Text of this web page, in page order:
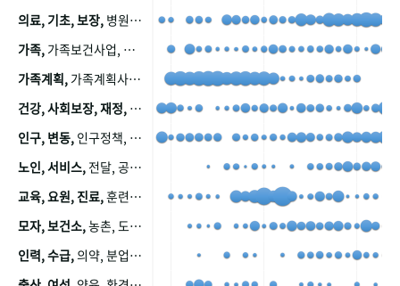
의료, 기초, 보장, 병원, 가정, 연금, 연계, 공적, 일본, 생활, 국민기초생활보장제도, 국민연금, 기금, 저소득층, 근로, 자활, 급여, 환자, 의료비, 모니터링, 한국복지패널, 소득, 지표, 빈곤, 노후, 장애인
가족, 가족보건사업, 산업, 친화, 전국, 출산력
가족계획, 가족계획사업, 가족계획사업평가, 한국가족계획사업, 피임, 보급, 부인, 자궁, 피임약
건강, 사회보장, 재정,
인구, 변동, 인구정책, 저출산, 고령사회, 고령화, 이동, 남북한, 지방자치단체, 컨설팅, 복지정책평가, 집, 사회개발
노인, 서비스, 전달, 공공, 보육, 수요, 공급, 사회서비스, 데이터, 보호, 요양, 아동, 예방, 청소년, 효율, 자원
교육, 요원, 진료,훈련, 보건요원, 마을, 마을건강사업, 보조원, 진료원, 보건진료원, 보건진료원교재
모자, 보건소,농촌, 도시, 금연, 농촌지역, 모자보건사업
인력, 수급,의약, 분업, 식품, 의약품, 의사, 안전